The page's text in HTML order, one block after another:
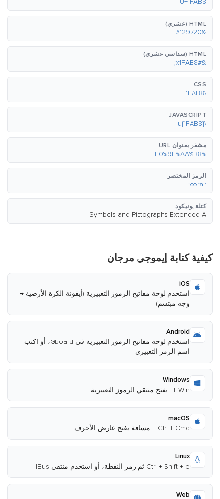
U+1FAB8
HTML (عشري)
&#129720;
HTML (سداسي عشري)
&#x1FAB8;
CSS
\1FAB8
JAVASCRIPT
\u{1FAB8}
مشفر بعنوان URL
%F0%9F%AA%B8
الرمز المختصر
:coral:
كتلة يونيكود
Symbols and Pictographs Extended-A
كيفية كتابة إيموجي مرجان
iOS
استخدم لوحة مفاتيح الرموز التعبيرية (أيقونة الكرة الأرضية →
وجه مبتسم)
Android
استخدم لوحة مفاتيح الرموز التعبيرية في Gboard، أو اكتب
اسم الرمز التعبيري
Windows
Win + . يفتح منتقي الرموز التعبيرية
macOS
Ctrl + Cmd + مسافة يفتح عارض الأحرف
Linux
Ctrl + Shift + e ثم رمز النقطة، أو استخدم منتقي IBus
Web